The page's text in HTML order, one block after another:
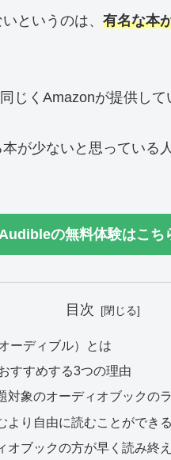
というのは、 有名な本
じくAmazonが提供して
が少ないと思っている
Audibleの無料体験はこち
目次
ーディブル）とは
すすめする3つの理由
対象のオーディオブックの
より自由に読むことができる
オブックの方が早く読み終